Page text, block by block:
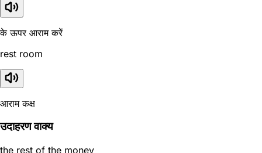
के ऊपर आराम करें
rest room
आराम कक्ष
उदाहरण वाक्य
the rest of the money